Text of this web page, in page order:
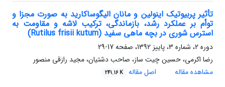
تأثیر پربیوتیک اینولین و مانان الیگوساکارید به صورت مجزا و
توأم بر عملکرد رشد، بازماندگی، ترکیب لاشه و مقاومت به
استرس شوری در بچه ماهی سفید (Rutilus frisii kutum)
دوره 2، شماره 3، پاییز 1392، صفحه
17-29
رضا اکرمی، حسین چیت ساز، صاحب دشتیان، مجید رازقی منصور
مشاهده مقاله
اصل مقاله 241.16 K